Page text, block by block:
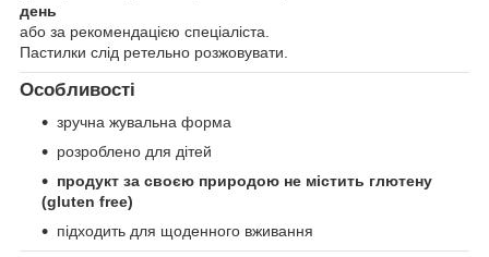
день
або за рекомендацією спеціаліста.
Пастилки слід ретельно розжовувати.
Особливості
зручна жувальна форма
розроблено для дітей
продукт за своєю природою не містить глютену
(gluten free)
підходить для щоденного вживання